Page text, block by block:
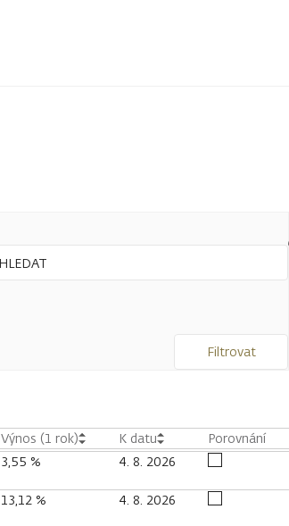
Filtrovat
Výnos (1 rok) K datu Porovnání
3,55 % 4. 8. 2026
13,12 % 4. 8. 2026